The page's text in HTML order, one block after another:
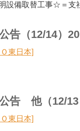
設備取替工事☆＝支
告（12/14）
東日本]
告 他（12/13
東日本]